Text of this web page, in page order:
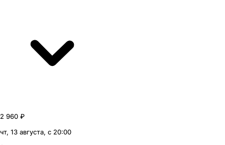
2 960 ₽
чт, 13 августа, с 20:00